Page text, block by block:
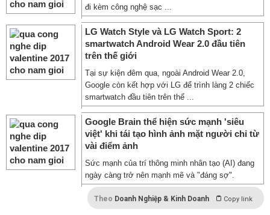
đi kèm công nghệ sạc ...
LG Watch Style và LG Watch Sport: 2
smartwatch Android Wear 2.0 đầu tiên
trên thế giới
Tại sự kiện đêm qua, ngoài Android Wear 2.0,
Google còn kết hợp với LG để trình làng 2 chiếc
smartwatch đầu tiên trên thế ...
Google Brain thể hiện sức mạnh 'siêu
việt' khi tái tạo hình ảnh mặt người chỉ từ
vài điểm ảnh
Sức mạnh của trí thông minh nhân tạo (AI) đang
ngày càng trở nên mạnh mẽ và "đáng sợ".
Theo Doanh Nghiệp & Kinh Doanh Copy link